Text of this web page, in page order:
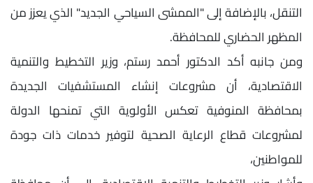
التنقل، بالإضافة إلى "الممشى السياحي الجديد" الذي يعزز من
المظهر الحضاري للمحافظة.
ومن جانبه أكد الدكتور أحمد رستم، وزير التخطيط والتنمية
الاقتصادية، أن مشروعات إنشاء المستشفيات الجديدة
بمحافظة المنوفية تعكس الأولوية التي تمنحها الدولة
لمشروعات قطاع الرعاية الصحية لتوفير خدمات ذات جودة
للمواطنين،